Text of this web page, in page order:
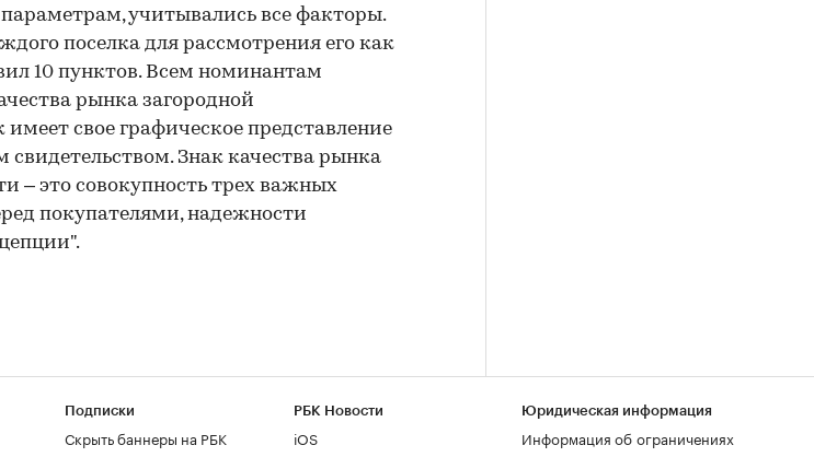
учитывались все факторы.
поселка для рассмотрения его как
10 пунктов. Всем номинантам
рынка загородной
свое графическое представление
Знак качества рынка
– это совокупность трех важных
покупателями, надежности
Подписки
Скрыть баннеры на РБК
РБК Новости
iOS
Юридическая информация
Информация об ограничениях